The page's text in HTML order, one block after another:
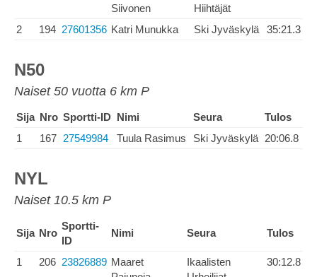
Siivonen
Hiihtäjät
2 194 27601356 Katri Munukka Ski Jyväskylä 35:21.3
N50
Naiset 50 vuotta 6 km P
Sija Nro Sportti-ID Nimi Seura
Tulos
1
167 27549984 Tuula Rasimus Ski Jyväskylä 20:06.8
NYL
Naiset 10.5 km P
Sija Nro
Sportti-
ID
Nimi Seura Tulos
1 206 23826889 Maaret
Ikaalisten
30:12.8